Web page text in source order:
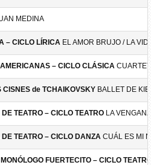
MEDINA
– CICLO LÍRICA EL AMOR BRUJO / LA
– CICLO CLÁSICA
CISNES de TCHAIKOVSKY BALLET DE
TEATRO – CICLO TEATRO LA
TEATRO – CICLO DANZA CUÁL ES MI
FUERTECITO – CICLO